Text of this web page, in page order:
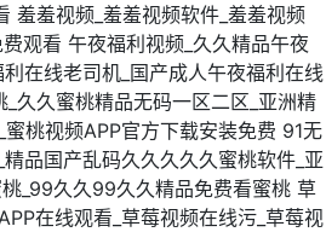
羞羞视频_羞羞视频软件_羞羞视频
观看 午夜福利视频_久久精品午夜
在线老司机_国产成人午夜福利在线
_久久蜜桃精品无码一区二区_亚洲精
桃视频APP官方下载安装免费 91无
品国产乱码久久久久久蜜桃软件_亚
_99久久99久久精品免费看蜜桃 草
在线观看_草莓视频在线污_草莓视